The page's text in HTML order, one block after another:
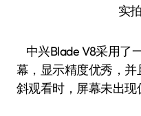
实
中兴Blade V8采用了
幕，显示精度优秀，
斜观看时，屏幕未出现